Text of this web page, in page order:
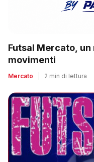
Futsal Mercato,
movimenti
Mercato 2 min di lettura